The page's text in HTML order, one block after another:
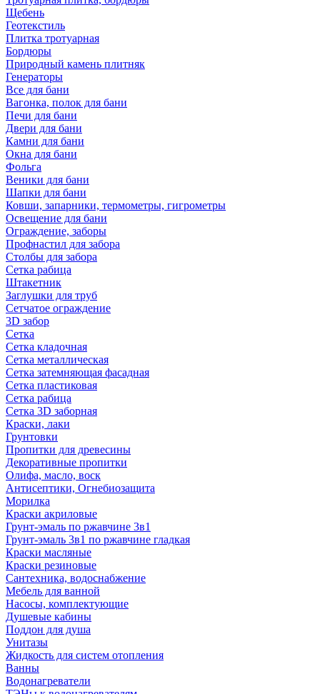
Щебень
Геотекстиль
Плитка тротуарная
Бордюры
Природный камень плитняк
Генераторы
Все для бани
Вагонка, полок для бани
Печи для бани
Двери для бани
Камни для бани
Окна для бани
Фольга
Веники для бани
Шапки для бани
Ковши, запарники, термометры, гигрометры
Освещение для бани
Ограждение, заборы
Профнастил для забора
Столбы для забора
Сетка рабица
Штакетник
Заглушки для труб
Сетчатое ограждение
3D забор
Сетка
Сетка кладочная
Сетка металлическая
Сетка затемняющая фасадная
Сетка пластиковая
Сетка рабица
Сетка 3D заборная
Краски, лаки
Грунтовки
Пропитки для древесины
Декоративные пропитки
Олифа, масло, воск
Антисептики, Огнебиозащита
Морилка
Краски акриловые
Грунт-эмаль по ржавчине 3в1
Грунт-эмаль 3в1 по ржавчине гладкая
Краски масляные
Краски резиновые
Сантехника, водоснабжение
Мебель для ванной
Насосы, комплектующие
Душевые кабины
Поддон для душа
Унитазы
Жидкость для систем отопления
Ванны
Водонагреватели